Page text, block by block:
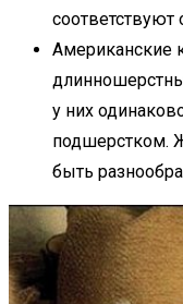
соответствуют
Американские
у них
подшерстком.
быть